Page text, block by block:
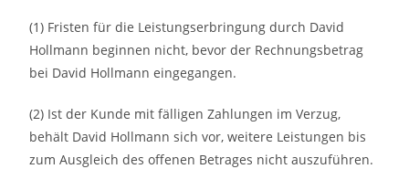
(1) Fristen für die Leistungserbringung durch David
Hollmann beginnen nicht, bevor der Rechnungsbetrag
bei David Hollmann eingegangen.
(2) Ist der Kunde mit fälligen Zahlungen im Verzug,
behält David Hollmann sich vor, weitere Leistungen bis
zum Ausgleich des offenen Betrages nicht auszuführen.